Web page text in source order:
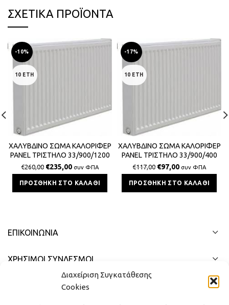
Διαχείριση Συγκατάθεσης
Cookies
ΣΧΕΤΙΚΆ ΠΡΟΪΌΝΤΑ
-10%
10 ΕΤΗ
ΧΑΛΥΒΔΙΝΟ ΣΩΜΑ ΚΑΛΟΡΙΦΕΡ
PANEL ΤΡΙΣΤΗΛΟ 33/900/1200
SPLENDID 4816Kcal/h
€260,00 €235,00 συν ΦΠΑ
ΠΡΟΣΘΉΚΗ ΣΤΟ ΚΑΛΆΘΙ
-17%
10 ΕΤΗ
ΧΑΛΥΒΔΙΝΟ ΣΩΜΑ ΚΑΛΟΡΙΦΕΡ
PANEL ΤΡΙΣΤΗΛΟ 33/900/400
SPLENDID 1606Kcal/h
€117,00 €97,00 συν ΦΠΑ
ΠΡΟΣΘΉΚΗ ΣΤΟ ΚΑΛΆΘΙ
ΕΠΙΚΟΙΝΩΝΊΑ
ΧΡΗΣΙΜΟΙ ΣΥΝΔΕΣΜΟΙ
ΓΡΉΓΟΡΟ ΜΕΝΟΎ